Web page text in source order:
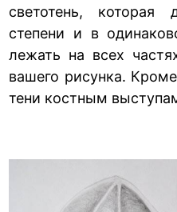
светотень,
степени и в
лежать на всех
вашего рисунка.
тени костным